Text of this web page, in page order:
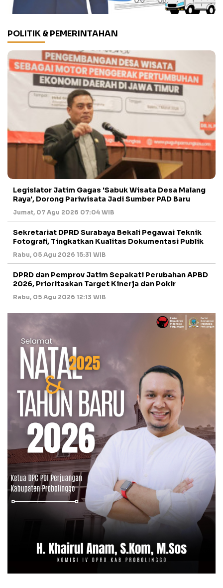
POLITIK & PEMERINTAHAN
Legislator Jatim Gagas 'Sabuk Wisata Desa Malang
Raya', Dorong Pariwisata Jadi Sumber PAD Baru
Jumat, 07 Agu 2026 07:04 WIB
Sekretariat DPRD Surabaya Bekali Pegawai Teknik
Fotografi, Tingkatkan Kualitas Dokumentasi Publik
Rabu, 05 Agu 2026 15:31 WIB
DPRD dan Pemprov Jatim Sepakati Perubahan APBD
2026, Prioritaskan Target Kinerja dan Pokir
Rabu, 05 Agu 2026 12:13 WIB